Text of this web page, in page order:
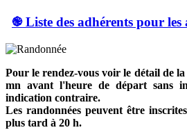
֎ Liste des adhérents pour
Pour le rendez-vous voir le détail de
mn avant l'heure de départ sans
indication contraire.
Les randonnées peuvent être
plus tard à 20 h.